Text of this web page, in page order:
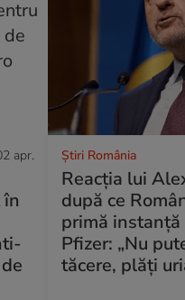
apr. Știri România
Reacția lui
după ce
primă instanță
Pfizer: „Nu
tăcere, plăți